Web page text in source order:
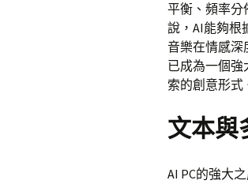
平衡、頻率分
說，AI能夠根
音樂在情感深
已成為一個
索的創意形式
文本與
AI PC的強大